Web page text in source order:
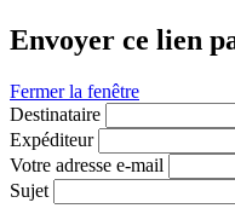
Envoyer ce lien
Fermer la fenêtre
Destinataire
Expéditeur
Votre adresse e-mail
Sujet